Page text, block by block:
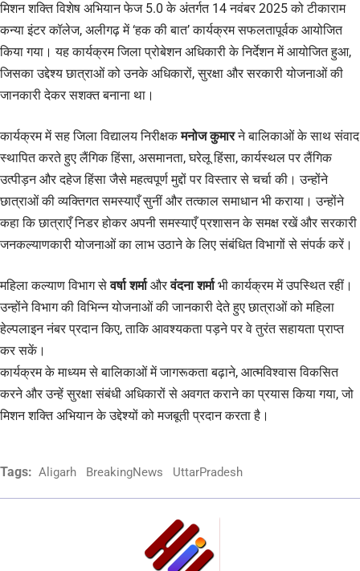
मिशन शक्ति विशेष अभियान फेज 5.0 के अंतर्गत 14 नवंबर 2025 को टीकाराम
कन्या इंटर कॉलेज, अलीगढ़ में ‘हक की बात’ कार्यक्रम सफलतापूर्वक आयोजित
किया गया। यह कार्यक्रम जिला प्रोबेशन अधिकारी के निर्देशन में आयोजित हुआ,
जिसका उद्देश्य छात्राओं को उनके अधिकारों, सुरक्षा और सरकारी योजनाओं की
जानकारी देकर सशक्त बनाना था।
कार्यक्रम में सह जिला विद्यालय निरीक्षकमनोज कुमारने बालिकाओं के साथ संवाद
स्थापित करते हुए लैंगिक हिंसा, असमानता, घरेलू हिंसा, कार्यस्थल पर लैंगिक
उत्पीड़न और दहेज हिंसा जैसे महत्वपूर्ण मुद्दों पर विस्तार से चर्चा की। उन्होंने
छात्राओं की व्यक्तिगत समस्याएँ सुनीं और तत्काल समाधान भी कराया। उन्होंने
कहा कि छात्राएँ निडर होकर अपनी समस्याएँ प्रशासन के समक्ष रखें और सरकारी
जनकल्याणकारी योजनाओं का लाभ उठाने के लिए संबंधित विभागों से संपर्क करें।
महिला कल्याण विभाग सेवर्षा शर्माऔरवंदना शर्माभी कार्यक्रम में उपस्थित रहीं।
उन्होंने विभाग की विभिन्न योजनाओं की जानकारी देते हुए छात्राओं को महिला
हेल्पलाइन नंबर प्रदान किए, ताकि आवश्यकता पड़ने पर वे तुरंत सहायता प्राप्त
कर सकें।
कार्यक्रम के माध्यम से बालिकाओं में जागरूकता बढ़ाने, आत्मविश्वास विकसित
करने और उन्हें सुरक्षा संबंधी अधिकारों से अवगत कराने का प्रयास किया गया, जो
मिशन शक्ति अभियान के उद्देश्यों को मजबूती प्रदान करता है।
Tags: Aligarh BreakingNews UttarPradesh